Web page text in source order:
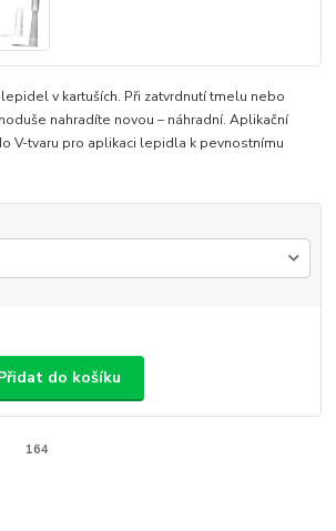
v kartuších. Při zatvrdnutí tmelu nebo
nahradíte novou – náhradní. Aplikační
V-tvaru pro aplikaci lepidla k pevnostnímu
do košíku
164